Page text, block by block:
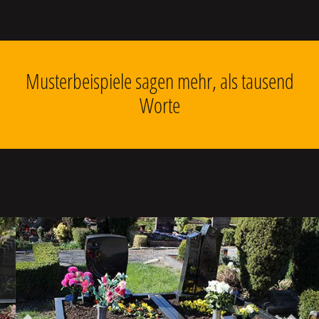
Musterbeispiele sagen mehr, als tausend
Worte